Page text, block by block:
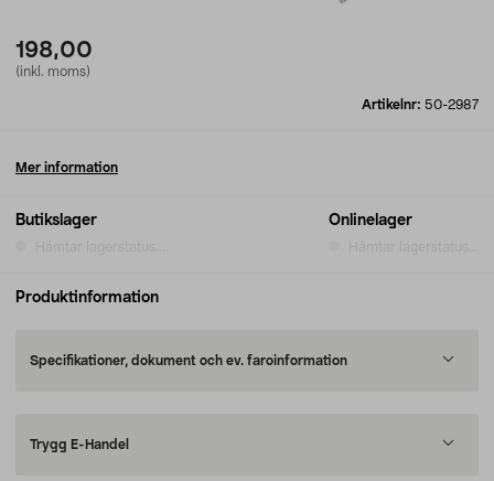
198,00
(inkl. moms)
Artikelnr: 50-2987
Butikslager Onlinelager
Mer information
Produktinformation
Specifikationer, dokument och ev. faroinformation
Trygg E-Handel